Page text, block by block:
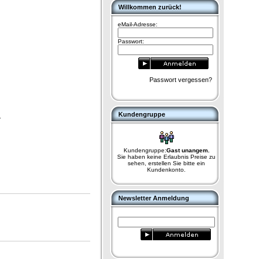
Willkommen zurück!
eMail-Adresse:
Passwort:
Passwort vergessen?
Kundengruppe
Kundengruppe:Gast unangem.
Sie haben keine Erlaubnis Preise zu
sehen, erstellen Sie bitte ein
Kundenkonto.
Newsletter Anmeldung